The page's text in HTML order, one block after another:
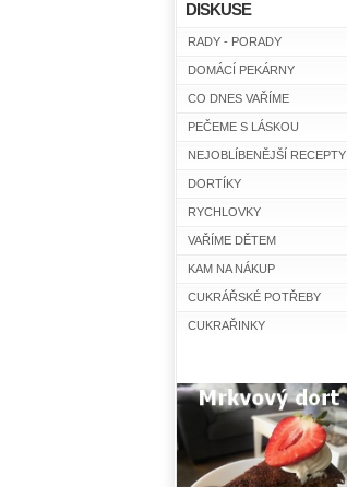
DISKUSE
RADY - PORADY
DOMÁCÍ PEKÁRNY
CO DNES VAŘÍME
PEČEME S LÁSKOU
NEJOBLÍBENĚJŠÍ RECEPTY
DORTÍKY
RYCHLOVKY
VAŘÍME DĚTEM
KAM NA NÁKUP
CUKRÁŘSKÉ POTŘEBY
CUKRAŘINKY